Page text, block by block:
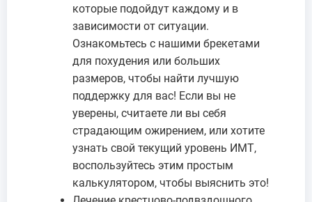
которые подойдут каждому и в
зависимости от ситуации.
Ознакомьтесь с нашими брекетами
для похудения или больших
размеров, чтобы найти лучшую
поддержку для вас! Если вы не
уверены, считаете ли вы себя
страдающим ожирением, или хотите
узнать свой текущий уровень ИМТ,
воспользуйтесь этим простым
калькулятором, чтобы выяснить это!